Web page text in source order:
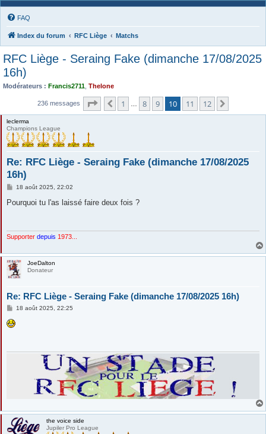
FAQ
Index du forum RFC Liège Matchs
RFC Liège - Seraing Fake (dimanche 17/08/2025
16h)
Modérateurs : Francis2711 Thelone
236 messages Page 10 12
Précédente
1 8 9 10 11 12
leclerma
Champions League
Re: RFC Liège - Seraing Fake (dimanche 17/08/2025
16h)
M
s
18 août 2025, 22:02
Pourquoi tu l'as laissé faire deux fois ?
Supporter depuis 1973...
JoeDalton
Donateur
Re: RFC Liège - Seraing Fake (dimanche 17/08/2025 16h)
M
s
s
18 août 2025, 22:25
the voice side
Jupiler Pro League